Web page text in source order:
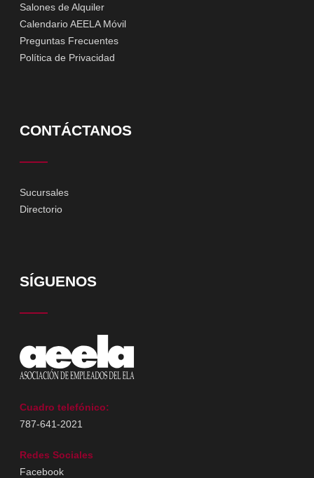
Salones de Alquiler
Calendario AEELA Móvil
Preguntas Frecuentes
Política de Privacidad
CONTÁCTANOS
Sucursales
Directorio
SÍGUENOS
Cuadro telefónico:
787-641-2021
Redes Sociales
Facebook